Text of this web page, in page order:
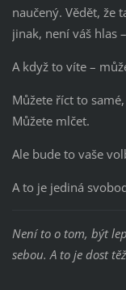
naučený. Vědět, že
jinak, není váš hlas
A když to víte –
Můžete říct to
Můžete mlčet.
Ale bude to vaše
A to je jediná
Není to o tom, být
sebou. A to je dost